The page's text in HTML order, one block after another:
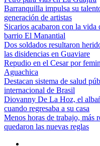
Barranquilla impulsa su
generación de artistas
Sicarios acabaron con la
barrio El Manantial
Dos soldados resultaron
las disidencias en Guaviare
Repudio en el Cesar por
Aguachica
Destacan sistema de salud
internacional de Brasil
Diovanny De La Hoz, el
cuando regresaba a su casa
Menos horas de trabajo, más
quedaron las nuevas reglas